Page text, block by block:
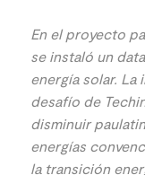
En el proyecto
se instaló un
energía solar. La
desafío de
disminuir
energías
la transición